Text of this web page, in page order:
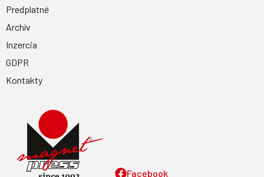
Facebook
Predplatné
Archív
Inzercia
GDPR
Kontakty